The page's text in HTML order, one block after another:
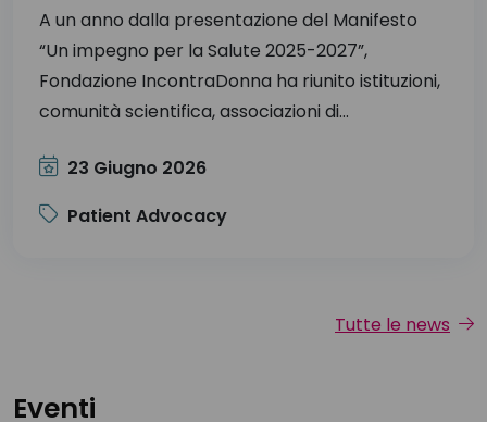
A un anno dalla presentazione del Manifesto
“Un impegno per la Salute 2025-2027”,
Fondazione IncontraDonna ha riunito istituzioni,
comunità scientifica, associazioni di...
23 Giugno 2026
Patient Advocacy
Tutte le news
Eventi